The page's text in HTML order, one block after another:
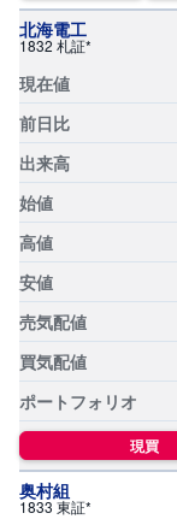
取
引
所
C
F
D
(
く
り
っ
く
株
3
6
5)
店
頭
C
F
D
S
T(
セ
キ
北海電工
1832 札証*
現買
奥村組
1833 東証*